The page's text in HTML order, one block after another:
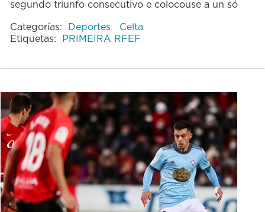
segundo triunfo consecutivo e colocouse a un só
Categorías: Deportes
Celta
Etiquetas: PRIMEIRA RFEF